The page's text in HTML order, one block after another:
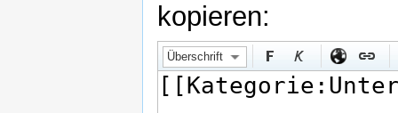
kopieren:
Überschrift